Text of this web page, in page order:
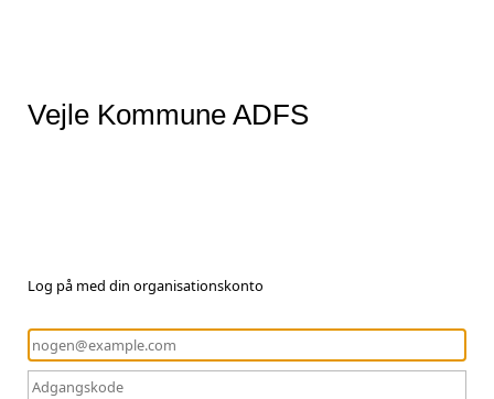
Vejle Kommune ADFS
Log på med din organisationskonto